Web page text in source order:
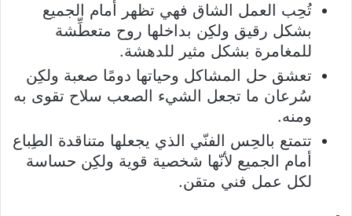
تُحِب العمل الشاق فهي تظهر أمام الجميع
بشكل رقيق ولكِن بداخلها روح متعطِّشة
للمغامرة بشكل مثير للدهشة.
تعشق حل المشاكل وحياتها دومًا صعبة ولكِن
سُرعان ما تجعل الشيء الصعب سلاح تقوى به
ومنه.
تتمتع بالحِس الفنّي الذي يجعلها متناقدة الطِباع
أمام الجميع لأنّها شخصية قوية ولكِن حساسة
لكل عمل فني متقن.